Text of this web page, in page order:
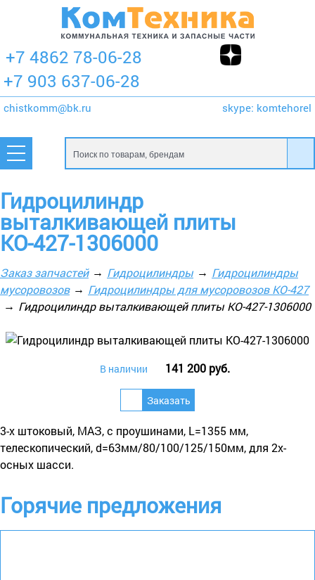
+7 4862 78-06-28
+7 903 637-06-28
chistkomm@bk.ru skype: komtehorel
Гидроцилиндр
выталкивающей плиты
КО-427-1306000
Заказ запчастей Гидроцилиндры
Гидроцилиндры
мусоровозов
Гидроцилиндры для мусоровозов КО-427
Гидроцилиндр выталкивающей плиты КО-427-1306000
В наличии 141 200 руб.
3-х штоковый, МАЗ, с проушинами, L=1355 мм,
телескопический, d=63мм/80/100/125/150мм, для 2х-
осных шасси.
Горячие предложения